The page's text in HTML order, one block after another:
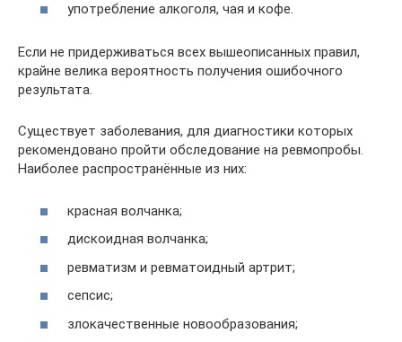
употребление алкоголя, чая и кофе.
Если не придерживаться всех вышеописанных правил,
крайне велика вероятность получения ошибочного
результата.
Существует заболевания, для диагностики которых
рекомендовано пройти обследование на ревмопробы.
Наиболее распространённые из них:
красная волчанка;
дискоидная волчанка;
ревматизм и ревматоидный артрит;
сепсис;
злокачественные новообразования;